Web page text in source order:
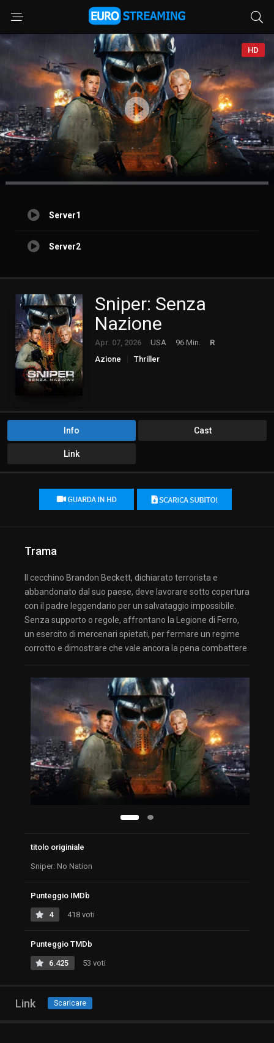
HD
Server1
Server2
Sniper: Senza
Nazione
Apr. 07, 2026 USA 96 Min.
R
Azione
Thriller
Info Cast
Link
Trama
Il cecchino Brandon Beckett, dichiarato terrorista e
abbandonato dal suo paese, deve lavorare sotto copertura
con il padre leggendario per un salvataggio impossibile.
Senza supporto o regole, affrontano la Legione di Ferro,
un esercito di mercenari spietati, per fermare un regime
corrotto e dimostrare che vale ancora la pena combattere.
titolo originiale
Sniper: No Nation
Punteggio IMDb
4 418 voti
Punteggio TMDb
6.425 53 voti
Link Scaricare